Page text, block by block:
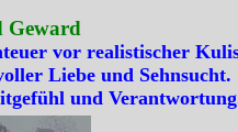
Geward
vor realistischer
Liebe und Sehnsucht.
und